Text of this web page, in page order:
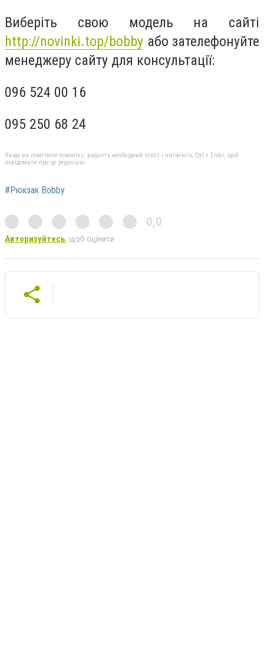
Виберіть свою модель на сайті
http://novinki.top/bobby або зателефонуйте
менеджеру сайту для консультації:
096 524 00 16
095 250 68 24
Якщо ви помітили помилку, виділіть необхідний текст і натисніть Ctrl + Enter, щоб
повідомити про це редакцію
#Рюкзак Bobby
0,0
Авторизуйтесь, щоб оцінити